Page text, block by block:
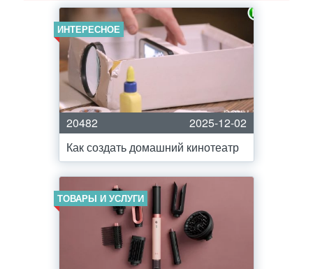
ИНТЕРЕСНОЕ
20482
2025-12-02
Как создать домашний кинотеатр
ТОВАРЫ И УСЛУГИ